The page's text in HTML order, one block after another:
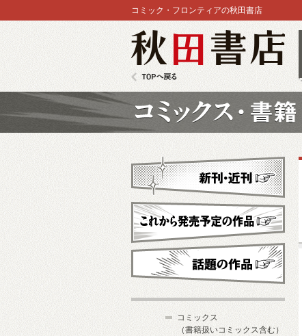
コミック・フロンティアの秋田書店
新刊・近刊
これから発売予定
コミックス
（書籍扱いコミックス含む）